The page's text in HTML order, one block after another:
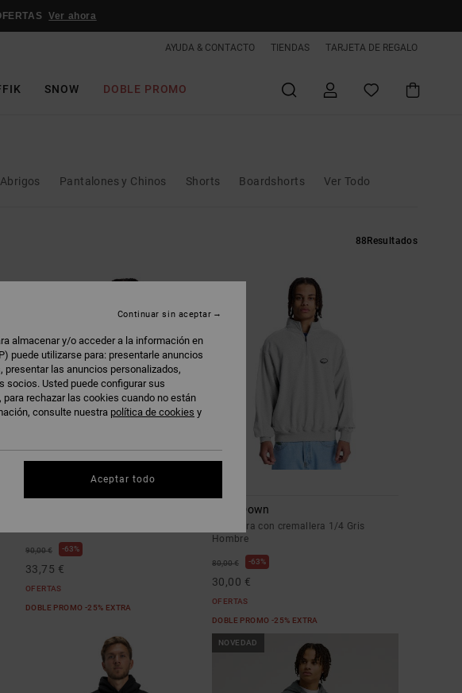
Ver ahora
AYUDA & CONTACTO TIENDAS TARJETA DE REGALO
SNOW DOBLE PROMO
Pantalones y Chinos Shorts Boardshorts Ver Todo
88Resultados
90,00 € 63%
33,75 €
OFERTAS
DOBLE PROMO -25% EXTRA
Flow Down
Sudadera con cremallera 1/4 Gris
Hombre
80,00 € 63%
30,00 €
OFERTAS
DOBLE PROMO -25% EXTRA
NOVEDAD
almacenar y/o acceder a la información en
puede utilizarse para: presentarle anuncios
presentar las anuncios personalizados,
socios. Usted puede configurar sus
rechazar las cookies cuando no están
consulte nuestra política de cookies y
Continuar sin aceptar
Aceptar todo